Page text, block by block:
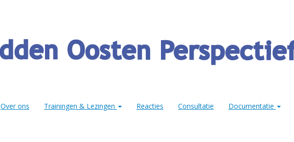
Over ons Trainingen & Lezingen Reacties Consultatie Documentatie